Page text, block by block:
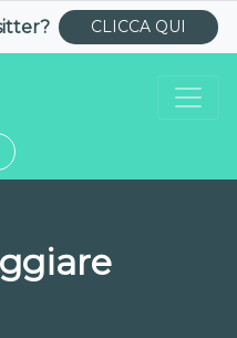
? CLICCA QUI